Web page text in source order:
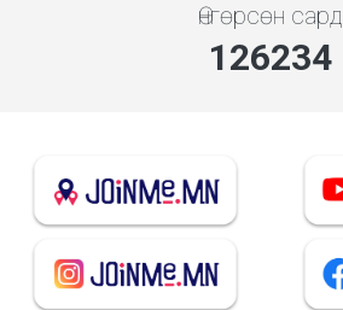
Өнгөрсөн сард
135945